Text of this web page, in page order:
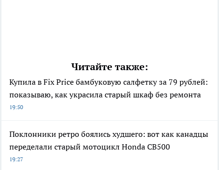
Читайте также:
Купила в Fix Price бамбуковую салфетку за 79 рублей:
показываю, как украсила старый шкаф без ремонта
19:50
Поклонники ретро боялись худшего: вот как канадцы
переделали старый мотоцикл Honda CB500
19:27